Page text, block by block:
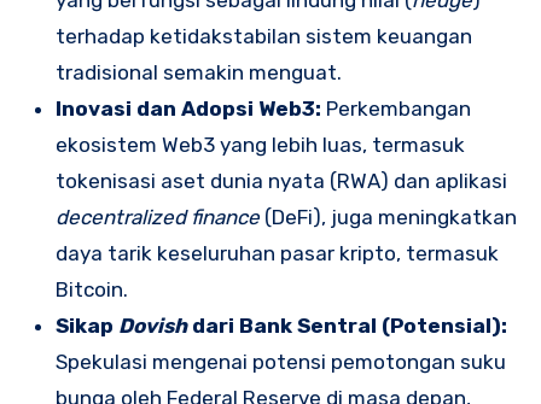
terhadap ketidakstabilan sistem keuangan
tradisional semakin menguat.
Inovasi dan Adopsi Web3: Perkembangan
ekosistem Web3 yang lebih luas, termasuk
tokenisasi aset dunia nyata (RWA) dan aplikasi
decentralized finance (DeFi), juga meningkatkan
daya tarik keseluruhan pasar kripto, termasuk
Bitcoin.
Sikap Dovishdari Bank Sentral (Potensial):
Spekulasi mengenai potensi pemotongan suku
bunga oleh Federal Reserve di masa depan,